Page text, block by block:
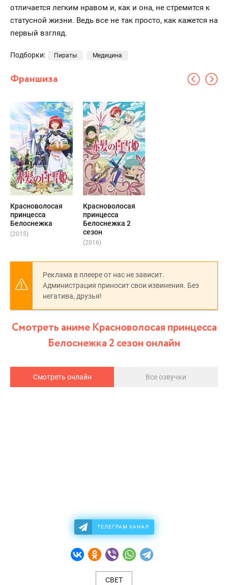
отличается легким нравом и, как и она, не стремится к
статусной жизни. Ведь все не так просто, как кажется на
первый взгляд.
Подборки: Пираты Медицина
Франшиза
Красноволосая
принцесса
Белоснежка
(2015)
Красноволосая
принцесса
Белоснежка 2
сезон
(2016)
Реклама в плеере от нас не зависит.
Администрация приносит свои извинения. Без
негатива, друзья!
Смотреть аниме Красноволосая принцесса
Белоснежка 2 сезон онлайн
Смотреть онлайн Все озвучки
ТЕЛЕГРАМ КАНАЛ
СВЕТ